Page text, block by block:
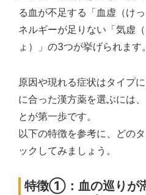
る血が不足する「血虚（け
ネルギーが足りない「気虚
ょ）」の3つが挙げられます。
原因や現れる症状はタイプ
に合った漢方薬を選ぶには
とが第一歩です。
以下の特徴を参考に、どの
ックしてみましょう。
特徴①：血の巡りが